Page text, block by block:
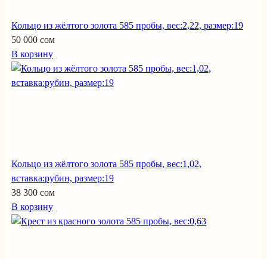
Кольцо из жёлтого золота 585 пробы, вес:2,22, размер:19
50 000 сом
В корзину
Кольцо из жёлтого золота 585 пробы, вес:1,02,
вставка:рубин, размер:19
38 300 сом
В корзину